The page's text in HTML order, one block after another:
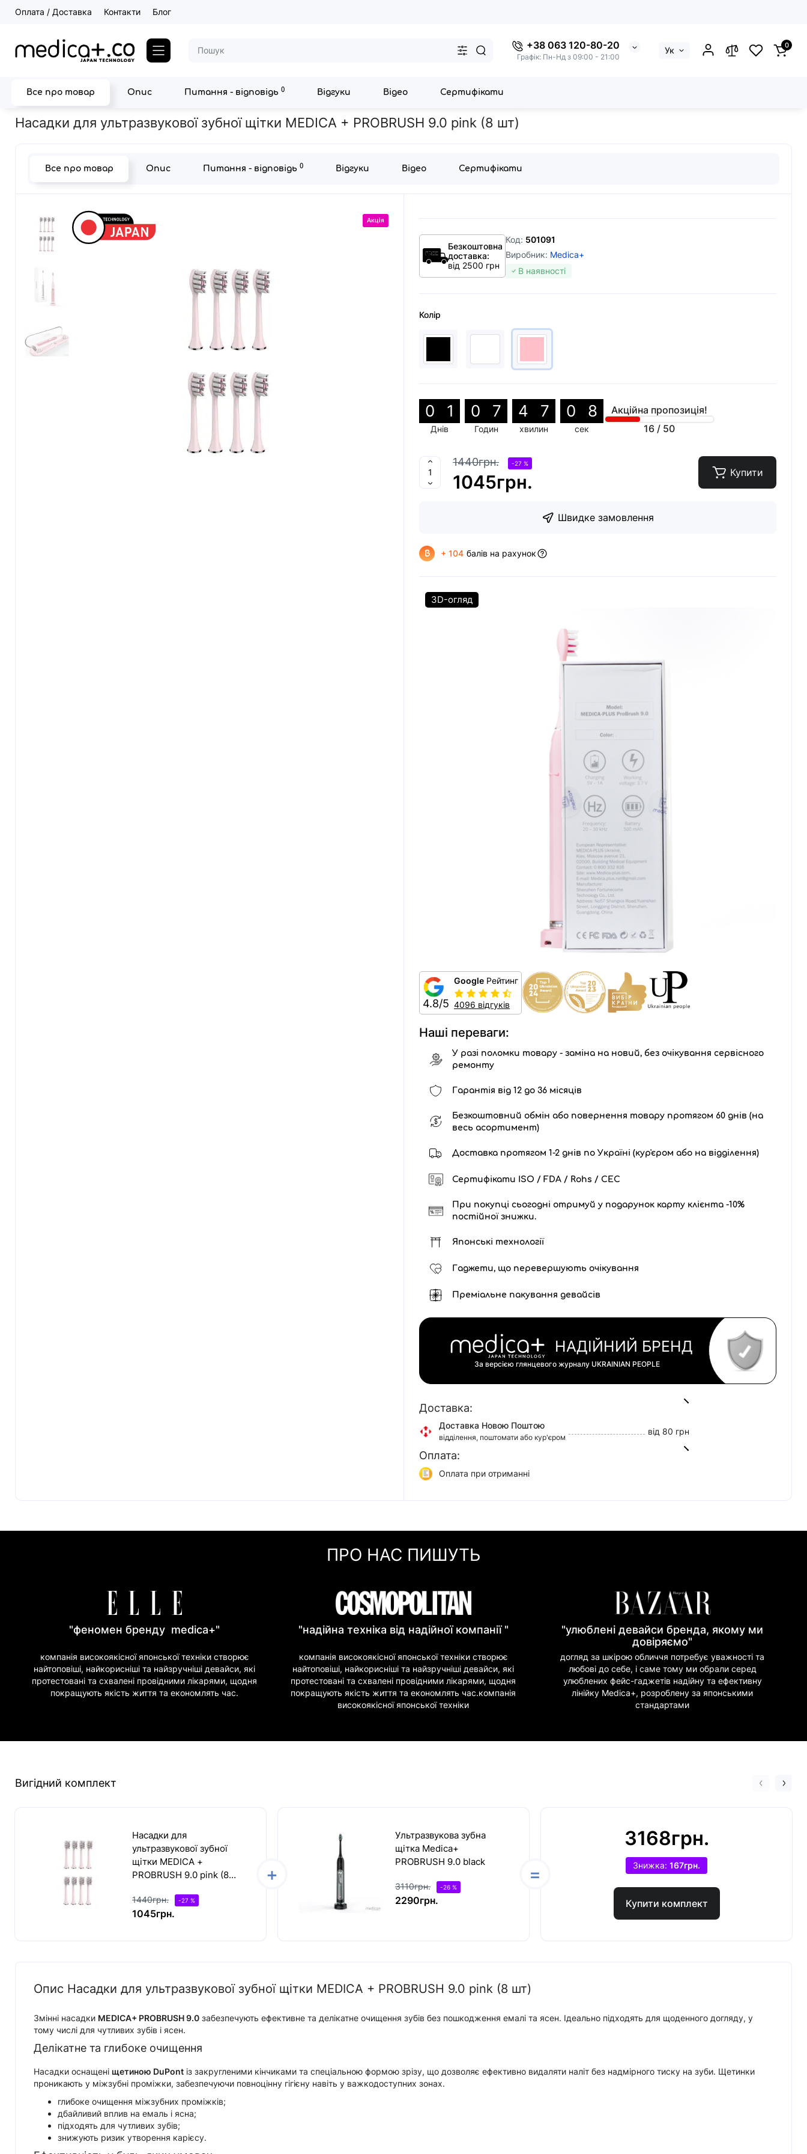
Оплата / Доставка Контакти Блог
+38 063 120-80-20
Графік: Пн-Нд з 09:00 - 21:00
Ук 0
Все про товар Опис Питання - відповідь 0 Відгуки Відео Сертифікати
Головна Техніка для чищення зубів Ультразвукові зубні щітки Насадки для ультразвукової зубної щітки MEDICA + PROBRUSH 9.0 pink (8 шт)
Насадки для ультразвукової зубної щітки MEDICA + PROBRUSH 9.0 pink (8 шт)
Все про товар Опис Питання - відповідь 0 Відгуки Відео Сертифікати
Акція
Безкоштовна
доставка:
від 2500 грн
Код: 501091
Виробник: Medica+
В наявності
Колір
0 1
Днів
0 7
Годин
4 7
хвилин
0 6
сек
Акційна пропозиція!
16 / 50
1440грн. -27 %
1045грн. Купити
Швидке замовлення
+ 104 балів на рахунок
3D-огляд
4.8/5
Google Рейтинг
4096 відгуків
Наші переваги:
У разі поломки товару - заміна на новий, без очікування сервісного
ремонту
Гарантія від 12 до 36 місяців
Безкоштовний обмін або повернення товару протягом 60 днів (на
весь асортимент)
Доставка протягом 1-2 днів по Україні (кур'єром або на відділення)
Сертифікати ISO / FDA / Rohs / CEC
При покупці сьогодні отримуй у подарунок карту клієнта -10%
постійної знижки.
Японські технології
Гаджети, що перевершують очікування
Преміальне пакування девайсів
НАДІЙНИЙ БРЕНД
За версією глянцевого журналу UKRAINIAN PEOPLE
Доставка:
Доставка Новою Поштою
відділення, поштомати або кур'єром
від 80 грн
Доставка Укр Поштою
Оплата:
Оплата при отриманні
Миттєва розстрочка (Приват Банк)
Покупка частинами (Моно Банк)
ПРО НАС ПИШУТЬ
"феномен бренду medica+"
компанія високоякісної японської техніки створює
найтоповіші, найкорисніші та найзручніші девайси, які
протестовані та схвалені провідними лікарями, щодня
покращують якість життя та економлять час.
"надійна техніка від надійної компанії "
компанія високоякісної японської техніки створює
найтоповіші, найкорисніші та найзручніші девайси, які
протестовані та схвалені провідними лікарями, щодня
покращують якість життя та економлять час.компанія
високоякісної японської техніки
"улюблені девайси бренда, якому ми
довіряємо"
догляд за шкірою обличчя потребує уважності та
любові до себе, і саме тому ми обрали серед
улюблених фейс-гаджетів надійну та ефективну
лінійку Medica+, розроблену за японськими
стандартами
Вигідний комплект
Насадки для
ультразвукової зубної
щітки MEDICA +
PROBRUSH 9.0 pink (8
1440грн. -27 %
1045грн.
Ультразвукова зубна
щітка Medica+
PROBRUSH 9.0 black
3110грн. -26 %
2290грн.
3168грн.
Знижка: 167грн.
Купити комплект
Опис Насадки для ультразвукової зубної щітки MEDICA + PROBRUSH 9.0 pink (8 шт)
Змінні насадки MEDICA+ PROBRUSH 9.0 забезпечують ефективне та делікатне очищення зубів без пошкодження емалі та ясен. Ідеально підходять для щоденного догляду, у
тому числі для чутливих зубів і ясен.
Делікатне та глибоке очищення
Насадки оснащені щетиною DuPont із закругленими кінчиками та спеціальною формою зрізу, що дозволяє ефективно видаляти наліт без надмірного тиску на зуби. Щетинки
проникають у міжзубні проміжки, забезпечуючи повноцінну гігієну навіть у важкодоступних зонах.
глибоке очищення міжзубних проміжків;
дбайливий вплив на емаль і ясна;
підходять для чутливих зубів;
знижують ризик утворення карієсу.